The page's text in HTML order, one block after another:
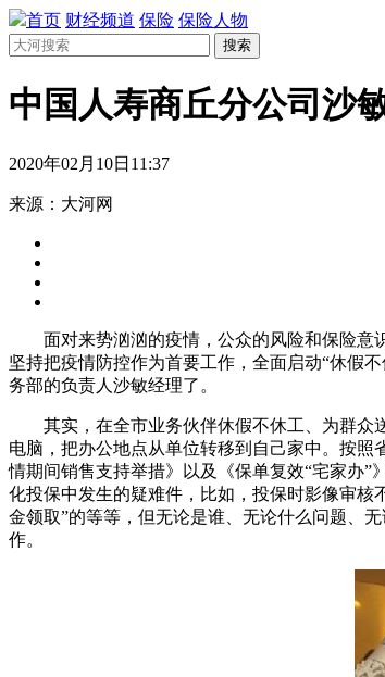
首页 财经频道 保险 保险人物
搜索
中国人寿商丘分公司沙
2020年02月10日11:37
来源：大河网
面对来势汹汹的疫情，公众的风险和保险意
坚持把疫情防控作为首要工作，全面启动“休假
务部的负责人沙敏经理了。
其实，在全市业务伙伴休假不休工、为群众
电脑，把办公地点从单位转移到自己家中。按
情期间销售支持举措》以及《保单复效“宅家办
化投保中发生的疑难件，比如，投保时影像审核
金领取”的等等，但无论是谁、无论什么问题、
作。